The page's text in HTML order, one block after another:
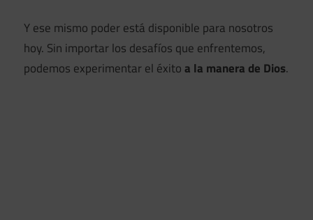
Y ese mismo poder está disponible para nosotros
hoy. Sin importar los desafíos que enfrentemos,
podemos experimentar el éxitoa la manera de Dios.